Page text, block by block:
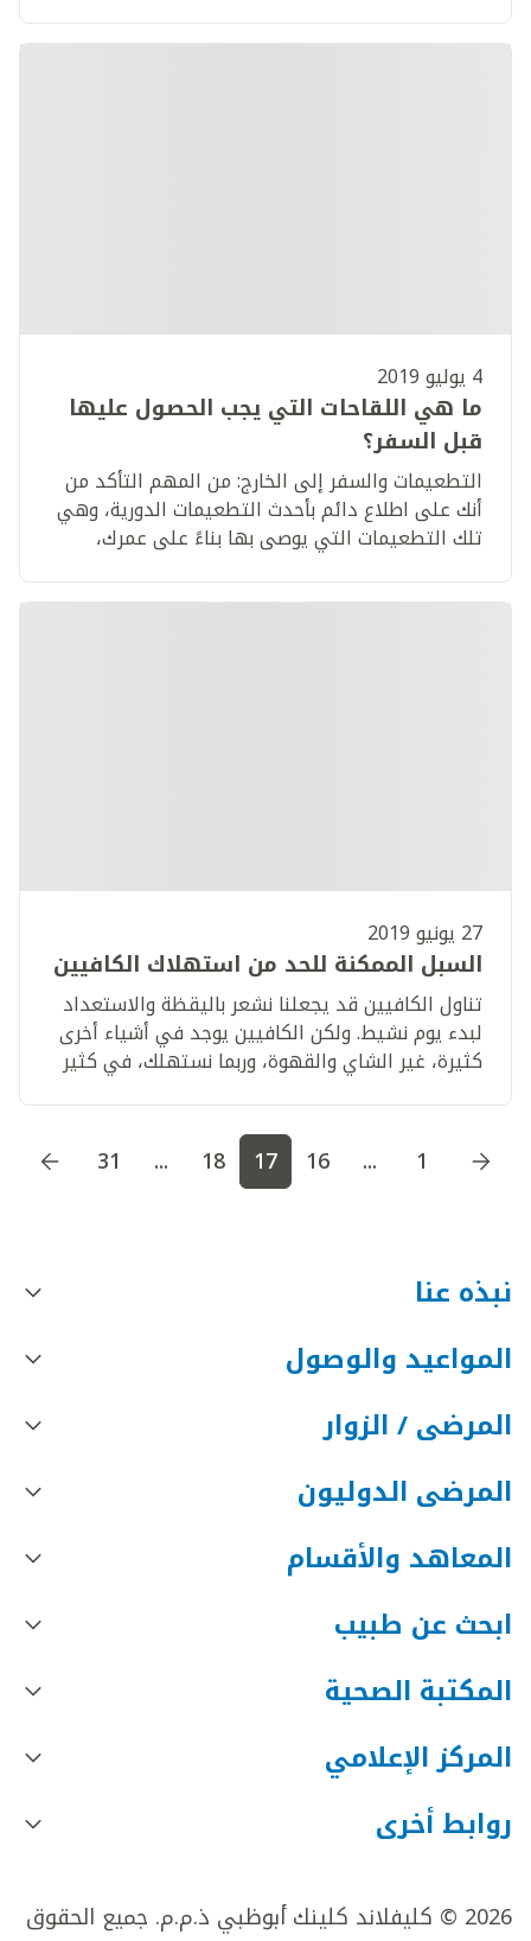
4 يوليو 2019
ما هي اللقاحات التي يجب الحصول عليها
قبل السفر؟
التطعيمات والسفر إلى الخارج: من المهم التأكد من
أنك على اطلاع دائم بأحدث التطعيمات الدورية، وهي
تلك التطعيمات التي يوصى بها بناءً على عمرك،
27 يونيو 2019
السبل الممكنة للحد من استهلاك الكافيين
تناول الكافيين قد يجعلنا نشعر باليقظة والاستعداد
لبدء يوم نشيط. ولكن الكافيين يوجد في أشياء أخرى
كثيرة، غير الشاي والقهوة، وربما نستهلك، في كثير
اذهب إلى الصفحة 1اذهب إلى الصفحة اذهب إلى 1
...
16
17
18
...
31
نبذه عنا
المواعيد والوصول
المرضى / الزوار
المرضى الدوليون
المعاهد والأقسام
ابحث عن طبيب
المكتبة الصحية
المركز الإعلامي
روابط أخرى
2026 © كليفلاند كلينك أبوظبي ذ.م.م. جميع الحقوق